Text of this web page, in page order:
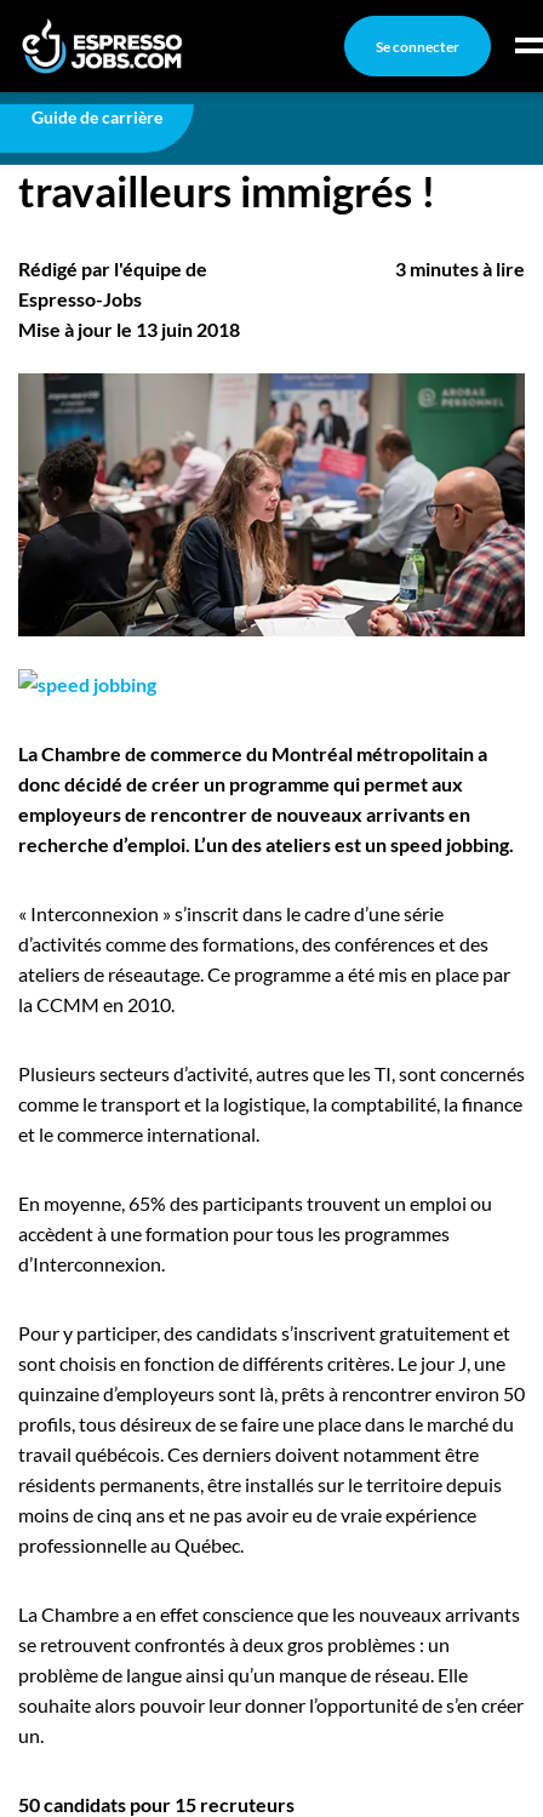
Se connecter
Connexion
Créez un compte
Recherchez un emploi
Compagnies
Ma boîte à outils
Conseils carrière
Nos chroniques
Inscrivez-vous à l'infolettre
Employeurs
Publiez une offre d'emploi
Guide de carrière
Carrière Du speed jobbing pour travailleurs immigrés !
Du speed jobbing pour
travailleurs immigrés !
Rédigé par l'équipe de
Espresso-Jobs
Mise à jour le 13 juin 2018
3 minutes à lire
La Chambre de commerce du Montréal métropolitain a
donc décidé de créer un programme qui permet aux
employeurs de rencontrer de nouveaux arrivants en
recherche d’emploi. L’un des ateliers est un speed jobbing.
« Interconnexion » s’inscrit dans le cadre d’une série
d’activités comme des formations, des conférences et des
ateliers de réseautage. Ce programme a été mis en place par
la CCMM en 2010.
Plusieurs secteurs d’activité, autres que les TI, sont concernés
comme le transport et la logistique, la comptabilité, la finance
et le commerce international.
En moyenne, 65% des participants trouvent un emploi ou
accèdent à une formation pour tous les programmes
d’Interconnexion.
Pour y participer, des candidats s’inscrivent gratuitement et
sont choisis en fonction de différents critères. Le jour J, une
quinzaine d’employeurs sont là, prêts à rencontrer environ 50
profils, tous désireux de se faire une place dans le marché du
travail québécois. Ces derniers doivent notamment être
résidents permanents, être installés sur le territoire depuis
moins de cinq ans et ne pas avoir eu de vraie expérience
professionnelle au Québec.
La Chambre a en effet conscience que les nouveaux arrivants
se retrouvent confrontés à deux gros problèmes : un
problème de langue ainsi qu’un manque de réseau. Elle
souhaite alors pouvoir leur donner l’opportunité de s’en créer
un.
50 candidats pour 15 recruteurs